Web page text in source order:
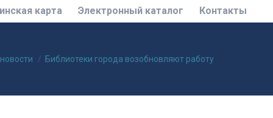
карта Электронный каталог Контакты
Библиотеки города возобновляют работу